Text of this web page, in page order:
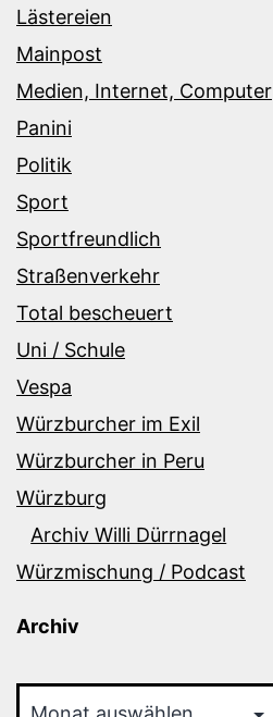
Lästereien
Mainpost
Medien, Internet, Computer
Panini
Politik
Sport
Sportfreundlich
Straßenverkehr
Total bescheuert
Uni / Schule
Vespa
Würzburcher im Exil
Würzburcher in Peru
Würzburg
Archiv Willi Dürrnagel
Würzmischung / Podcast
Archiv